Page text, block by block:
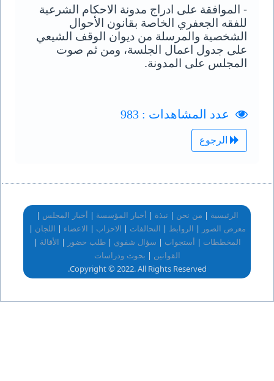
- الموافقة على ادراج مدونة الاحكام الشرعية
للفقه الجعفري الخاصة بقانون الأحوال
الشخصية والمرسلة من ديوان الوقف الشيعي
على جدول اعمال الجلسة، ومن ثم صوت
المجلس على المدونة.
عدد المشاهدات : 983
الرجوع
الرئيسية | من نحن | نبذة | أخبار المؤسسة | أخبار المجلس |
معرض الصور | الروابط | التحالفات | الاحزاب | الاعضاء | اللجان |
المخططات | أستجواب | سؤال شفوي |طلب حضور | الأقالة |
القوانين | بحوث ودراسات
Copyright © 2022. All Rights Reserved.